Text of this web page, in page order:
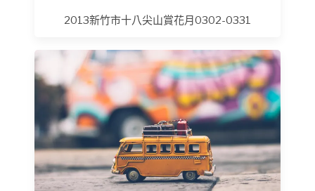
2013新竹市十八尖山賞花月0302-0331